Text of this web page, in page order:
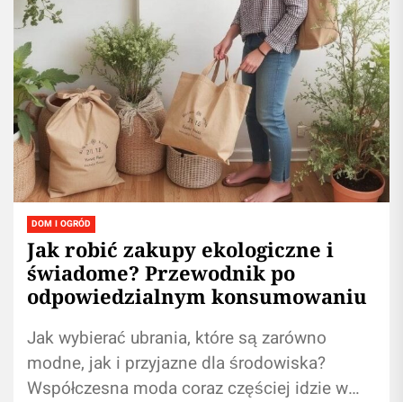
DOM I OGRÓD
Jak robić zakupy ekologiczne i
świadome? Przewodnik po
odpowiedzialnym konsumowaniu
Jak wybierać ubrania, które są zarówno
modne, jak i przyjazne dla środowiska?
Współczesna moda coraz częściej idzie w